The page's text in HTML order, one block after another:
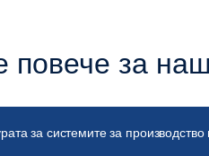
повече за
за системите за